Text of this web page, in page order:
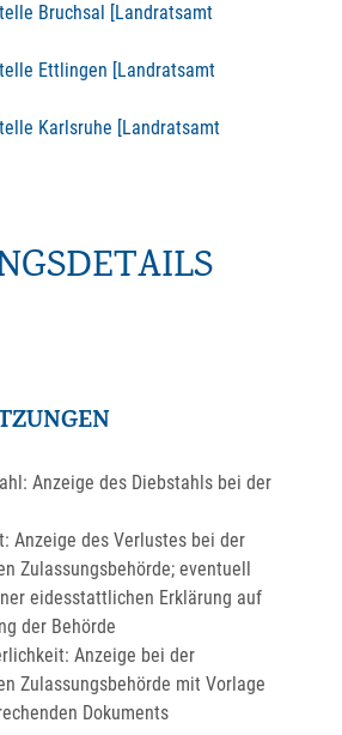
Bruchsal [Landratsamt
Ettlingen [Landratsamt
Karlsruhe [Landratsamt
Anzeige des Diebstahls bei der
Anzeige des Verlustes bei der
Zulassungsbehörde; eventuell
eidesstattlichen Erklärung auf
der Behörde
Anzeige bei der
Zulassungsbehörde mit Vorlage
Dokuments